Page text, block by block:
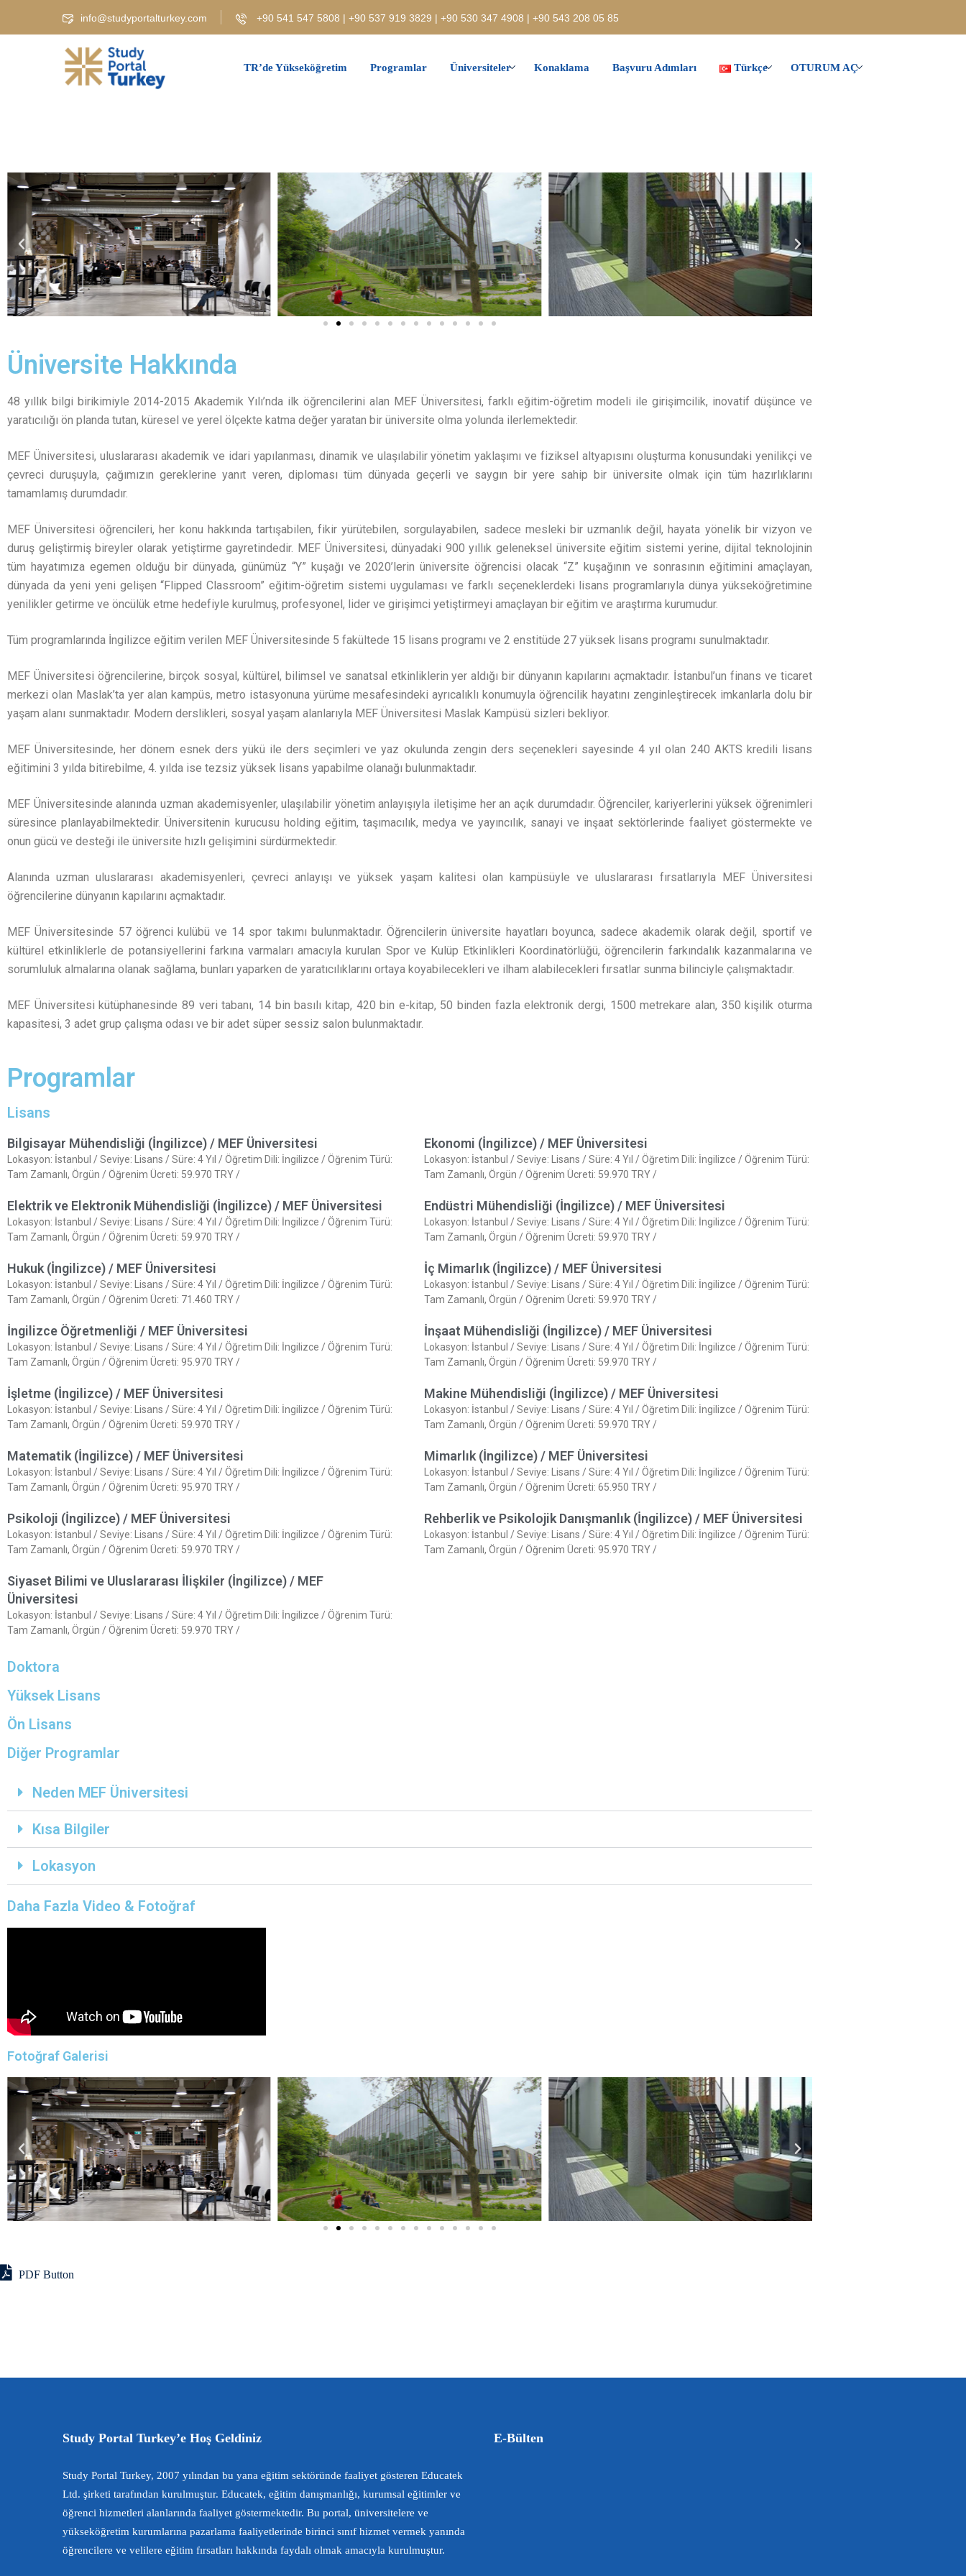
info@studyportalturkey.com +90 541 547 5808 | +90 537 919 3829 | +90 530 347 4908 | +90 543 208 05 85
TR’de Yükseköğretim Programlar Üniversiteler Konaklama Başvuru Adımları Türkçe OTURUM AÇ
Üniversite Hakkında
48 yıllık bilgi birikimiyle 2014-2015 Akademik Yılı’nda ilk öğrencilerini alan MEF Üniversitesi, farklı eğitim-öğretim modeli ile girişimcilik, inovatif düşünce ve
yaratıcılığı ön planda tutan, küresel ve yerel ölçekte katma değer yaratan bir üniversite olma yolunda ilerlemektedir.
MEF Üniversitesi, uluslararası akademik ve idari yapılanması, dinamik ve ulaşılabilir yönetim yaklaşımı ve fiziksel altyapısını oluşturma konusundaki yenilikçi ve
çevreci duruşuyla, çağımızın gereklerine yanıt veren, diploması tüm dünyada geçerli ve saygın bir yere sahip bir üniversite olmak için tüm hazırlıklarını
tamamlamış durumdadır.
MEF Üniversitesi öğrencileri, her konu hakkında tartışabilen, fikir yürütebilen, sorgulayabilen, sadece mesleki bir uzmanlık değil, hayata yönelik bir vizyon ve
duruş geliştirmiş bireyler olarak yetiştirme gayretindedir. MEF Üniversitesi, dünyadaki 900 yıllık geleneksel üniversite eğitim sistemi yerine, dijital teknolojinin
tüm hayatımıza egemen olduğu bir dünyada, günümüz “Y” kuşağı ve 2020’lerin üniversite öğrencisi olacak “Z” kuşağının ve sonrasının eğitimini amaçlayan,
dünyada da yeni yeni gelişen “Flipped Classroom” eğitim-öğretim sistemi uygulaması ve farklı seçeneklerdeki lisans programlarıyla dünya yükseköğretimine
yenilikler getirme ve öncülük etme hedefiyle kurulmuş, profesyonel, lider ve girişimci yetiştirmeyi amaçlayan bir eğitim ve araştırma kurumudur.
Tüm programlarında İngilizce eğitim verilen MEF Üniversitesinde 5 fakültede 15 lisans programı ve 2 enstitüde 27 yüksek lisans programı sunulmaktadır.
MEF Üniversitesi öğrencilerine, birçok sosyal, kültürel, bilimsel ve sanatsal etkinliklerin yer aldığı bir dünyanın kapılarını açmaktadır. İstanbul’un finans ve ticaret
merkezi olan Maslak’ta yer alan kampüs, metro istasyonuna yürüme mesafesindeki ayrıcalıklı konumuyla öğrencilik hayatını zenginleştirecek imkanlarla dolu bir
yaşam alanı sunmaktadır. Modern derslikleri, sosyal yaşam alanlarıyla MEF Üniversitesi Maslak Kampüsü sizleri bekliyor.
MEF Üniversitesinde, her dönem esnek ders yükü ile ders seçimleri ve yaz okulunda zengin ders seçenekleri sayesinde 4 yıl olan 240 AKTS kredili lisans
eğitimini 3 yılda bitirebilme, 4. yılda ise tezsiz yüksek lisans yapabilme olanağı bulunmaktadır.
MEF Üniversitesinde alanında uzman akademisyenler, ulaşılabilir yönetim anlayışıyla iletişime her an açık durumdadır. Öğrenciler, kariyerlerini yüksek öğrenimleri
süresince planlayabilmektedir. Üniversitenin kurucusu holding eğitim, taşımacılık, medya ve yayıncılık, sanayi ve inşaat sektörlerinde faaliyet göstermekte ve
onun gücü ve desteği ile üniversite hızlı gelişimini sürdürmektedir.
Alanında uzman uluslararası akademisyenleri, çevreci anlayışı ve yüksek yaşam kalitesi olan kampüsüyle ve uluslararası fırsatlarıyla MEF Üniversitesi
öğrencilerine dünyanın kapılarını açmaktadır.
MEF Üniversitesinde 57 öğrenci kulübü ve 14 spor takımı bulunmaktadır. Öğrencilerin üniversite hayatları boyunca, sadece akademik olarak değil, sportif ve
kültürel etkinliklerle de potansiyellerini farkına varmaları amacıyla kurulan Spor ve Kulüp Etkinlikleri Koordinatörlüğü, öğrencilerin farkındalık kazanmalarına ve
sorumluluk almalarına olanak sağlama, bunları yaparken de yaratıcılıklarını ortaya koyabilecekleri ve ilham alabilecekleri fırsatlar sunma bilinciyle çalışmaktadır.
MEF Üniversitesi kütüphanesinde 89 veri tabanı, 14 bin basılı kitap, 420 bin e-kitap, 50 binden fazla elektronik dergi, 1500 metrekare alan, 350 kişilik oturma
kapasitesi, 3 adet grup çalışma odası ve bir adet süper sessiz salon bulunmaktadır.
Programlar
Lisans
Bilgisayar Mühendisliği (İngilizce) / MEF Üniversitesi
Lokasyon: İstanbul / Seviye: Lisans / Süre: 4 Yıl / Öğretim Dili: İngilizce / Öğrenim Türü:
Tam Zamanlı, Örgün / Öğrenim Ücreti: 59.970 TRY /
Ekonomi (İngilizce) / MEF Üniversitesi
Lokasyon: İstanbul / Seviye: Lisans / Süre: 4 Yıl / Öğretim Dili: İngilizce / Öğrenim Türü:
Tam Zamanlı, Örgün / Öğrenim Ücreti: 59.970 TRY /
Elektrik ve Elektronik Mühendisliği (İngilizce) / MEF Üniversitesi
Lokasyon: İstanbul / Seviye: Lisans / Süre: 4 Yıl / Öğretim Dili: İngilizce / Öğrenim Türü:
Tam Zamanlı, Örgün / Öğrenim Ücreti: 59.970 TRY /
Endüstri Mühendisliği (İngilizce) / MEF Üniversitesi
Lokasyon: İstanbul / Seviye: Lisans / Süre: 4 Yıl / Öğretim Dili: İngilizce / Öğrenim Türü:
Tam Zamanlı, Örgün / Öğrenim Ücreti: 59.970 TRY /
Hukuk (İngilizce) / MEF Üniversitesi
Lokasyon: İstanbul / Seviye: Lisans / Süre: 4 Yıl / Öğretim Dili: İngilizce / Öğrenim Türü:
Tam Zamanlı, Örgün / Öğrenim Ücreti: 71.460 TRY /
İç Mimarlık (İngilizce) / MEF Üniversitesi
Lokasyon: İstanbul / Seviye: Lisans / Süre: 4 Yıl / Öğretim Dili: İngilizce / Öğrenim Türü:
Tam Zamanlı, Örgün / Öğrenim Ücreti: 59.970 TRY /
İngilizce Öğretmenliği / MEF Üniversitesi
Lokasyon: İstanbul / Seviye: Lisans / Süre: 4 Yıl / Öğretim Dili: İngilizce / Öğrenim Türü:
Tam Zamanlı, Örgün / Öğrenim Ücreti: 95.970 TRY /
İnşaat Mühendisliği (İngilizce) / MEF Üniversitesi
Lokasyon: İstanbul / Seviye: Lisans / Süre: 4 Yıl / Öğretim Dili: İngilizce / Öğrenim Türü:
Tam Zamanlı, Örgün / Öğrenim Ücreti: 59.970 TRY /
İşletme (İngilizce) / MEF Üniversitesi
Lokasyon: İstanbul / Seviye: Lisans / Süre: 4 Yıl / Öğretim Dili: İngilizce / Öğrenim Türü:
Tam Zamanlı, Örgün / Öğrenim Ücreti: 59.970 TRY /
Makine Mühendisliği (İngilizce) / MEF Üniversitesi
Lokasyon: İstanbul / Seviye: Lisans / Süre: 4 Yıl / Öğretim Dili: İngilizce / Öğrenim Türü:
Tam Zamanlı, Örgün / Öğrenim Ücreti: 59.970 TRY /
Matematik (İngilizce) / MEF Üniversitesi
Lokasyon: İstanbul / Seviye: Lisans / Süre: 4 Yıl / Öğretim Dili: İngilizce / Öğrenim Türü:
Tam Zamanlı, Örgün / Öğrenim Ücreti: 95.970 TRY /
Mimarlık (İngilizce) / MEF Üniversitesi
Lokasyon: İstanbul / Seviye: Lisans / Süre: 4 Yıl / Öğretim Dili: İngilizce / Öğrenim Türü:
Tam Zamanlı, Örgün / Öğrenim Ücreti: 65.950 TRY /
Psikoloji (İngilizce) / MEF Üniversitesi
Lokasyon: İstanbul / Seviye: Lisans / Süre: 4 Yıl / Öğretim Dili: İngilizce / Öğrenim Türü:
Tam Zamanlı, Örgün / Öğrenim Ücreti: 59.970 TRY /
Rehberlik ve Psikolojik Danışmanlık (İngilizce) / MEF Üniversitesi
Lokasyon: İstanbul / Seviye: Lisans / Süre: 4 Yıl / Öğretim Dili: İngilizce / Öğrenim Türü:
Tam Zamanlı, Örgün / Öğrenim Ücreti: 95.970 TRY /
Siyaset Bilimi ve Uluslararası İlişkiler (İngilizce) / MEF
Üniversitesi
Lokasyon: İstanbul / Seviye: Lisans / Süre: 4 Yıl / Öğretim Dili: İngilizce / Öğrenim Türü:
Tam Zamanlı, Örgün / Öğrenim Ücreti: 59.970 TRY /
Doktora
Yüksek Lisans
Ön Lisans
Diğer Programlar
Neden MEF Üniversitesi
Kısa Bilgiler
Lokasyon
Daha Fazla Video & Fotoğraf
Fotoğraf Galerisi
PDF Button
Study Portal Turkey’e Hoş Geldiniz
Study Portal Turkey, 2007 yılından bu yana eğitim sektöründe faaliyet gösteren Educatek
Ltd. şirketi tarafından kurulmuştur. Educatek, eğitim danışmanlığı, kurumsal eğitimler ve
öğrenci hizmetleri alanlarında faaliyet göstermektedir. Bu portal, üniversitelere ve
yükseköğretim kurumlarına pazarlama faaliyetlerinde birinci sınıf hizmet vermek yanında
öğrencilere ve velilere eğitim fırsatları hakkında faydalı olmak amacıyla kurulmuştur.
E-Bülten